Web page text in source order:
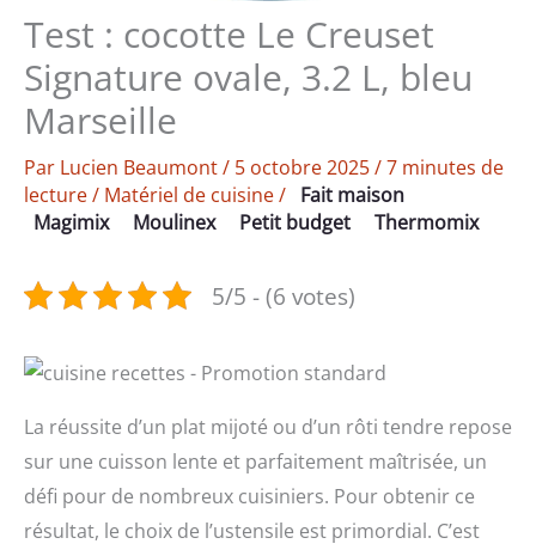
Test : cocotte Le Creuset
Signature ovale, 3.2 L, bleu
Marseille
Par Lucien Beaumont/ 5 octobre 2025/7 minutes de
lecture/ Matériel de cuisine/ Fait maison
Magimix
Moulinex Petit budget Thermomix
5/5 - (6 votes)
La réussite d’un plat mijoté ou d’un rôti tendre repose
sur une cuisson lente et parfaitement maîtrisée, un
défi pour de nombreux cuisiniers. Pour obtenir ce
résultat, le choix de l’ustensile est primordial. C’est